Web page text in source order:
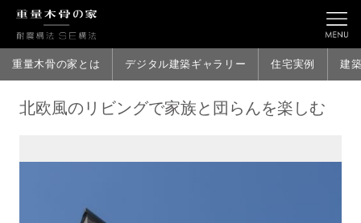
重量木骨の家とは デジタル建築ギャラリー 住宅実例 建
北欧風のリビングで家族と団らんを楽しむ